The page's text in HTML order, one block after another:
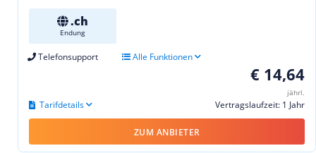
.ch
Endung
Telefonsupport Alle Funktionen
€ 14,64
jährl.
Vertragslaufzeit: 1 Jahr
Tarifdetails
ZUM ANBIETER